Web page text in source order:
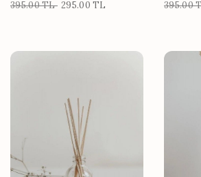
395.00 TL 295.00 TL 395.00